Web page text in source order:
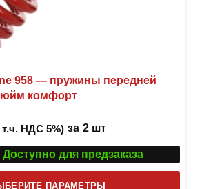
958 — пружины передней
комфорт
т.ч. НДС 5%) за 2 шт
Доступно для предзаказа
ПАРАМЕТРЫ